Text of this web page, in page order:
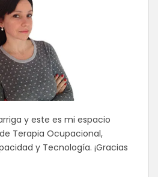
y este es mi espacio
Terapia Ocupacional,
y Tecnología. ¡Gracias